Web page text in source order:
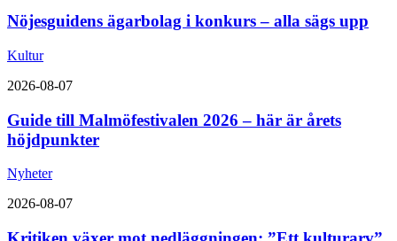
Nöjesguidens ägarbolag i konkurs – alla sägs upp
Kultur
2026-08-07
Guide till Malmöfestivalen 2026 – här är årets
höjdpunkter
Nyheter
2026-08-07